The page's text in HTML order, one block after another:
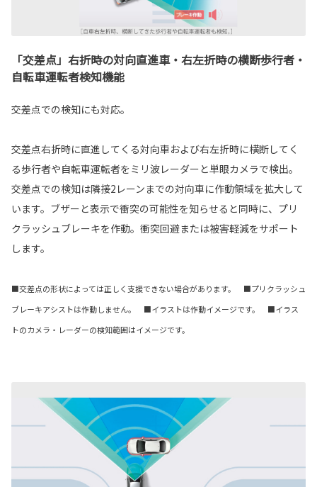
「交差点」右折時の対向直進車・右左折時の横断歩行者・
自転車運転者検知機能
交差点での検知にも対応。
交差点右折時に直進してくる対向車および右左折時に横断してく
る歩行者や自転車運転者をミリ波レーダーと単眼カメラで検出。
交差点での検知は隣接2レーンまでの対向車に作動領域を拡大して
います。ブザーと表示で衝突の可能性を知らせると同時に、プリ
クラッシュブレーキを作動。衝突回避または被害軽減をサポート
します。
■交差点の形状によっては正しく支援できない場合があります。 ■プリクラッシュ
ブレーキアシストは作動しません。 ■イラストは作動イメージです。 ■イラス
トのカメラ・レーダーの検知範囲はイメージです。